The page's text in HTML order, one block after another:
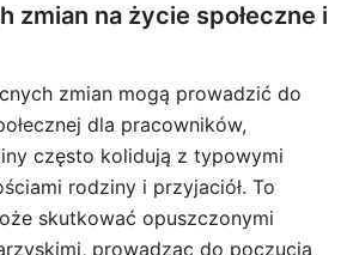
zmian na życie społeczne i
zmian mogą prowadzić do
dla pracowników,
często kolidują z typowymi
rodziny i przyjaciół. To
skutkować opuszczonymi
prowadząc do poczucia